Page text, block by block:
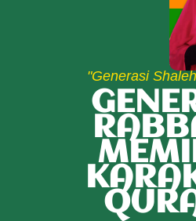
"Generasi